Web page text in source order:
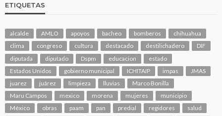
ETIQUETAS
alcalde AMLO apoyos bacheo bomberos
chihuahua
clima
congreso cultura destacado destilichadero
DIF
diputada
diputado Dspm educacion
estado
Estados Unidos
gobierno municipal ICHITAIP impas
JMAS
juarez
juárez limpieza lluvias
Marco Bonilla
Maru Campos
mexico morena mujeres
municipio
México
obras paam pan predial regidores
salud